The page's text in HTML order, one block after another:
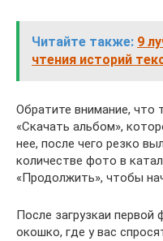
Читайте также: 9
чтения историй
Обратите внимание, что
«Скачать альбом»,
нее, после чего резко
количестве фото в
«Продолжить», чтобы
После загрузкаи
окошко, где у вас